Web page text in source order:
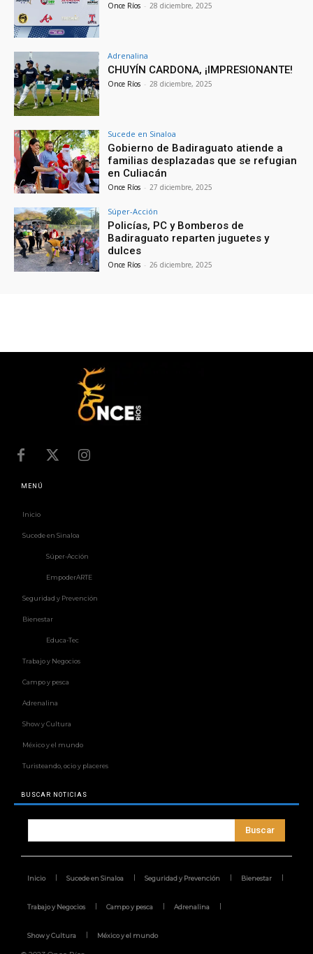
Once Ríos - 28 diciembre, 2025
Adrenalina
CHUYÍN CARDONA, ¡IMPRESIONANTE!
Once Ríos - 28 diciembre, 2025
Sucede en Sinaloa
Gobierno de Badiraguato atiende a
familias desplazadas que se refugian
en Culiacán
Once Ríos - 27 diciembre, 2025
Súper-Acción
Policías, PC y Bomberos de
Badiraguato reparten juguetes y
dulces
Once Ríos - 26 diciembre, 2025
MENÚ
Inicio
Sucede en Sinaloa
Súper-Acción
EmpoderARTE
Seguridad y Prevención
Bienestar
Educa-Tec
Trabajo y Negocios
Campo y pesca
Adrenalina
Show y Cultura
México y el mundo
Turisteando, ocio y placeres
BUSCAR NOTICIAS
Buscar
Inicio Sucede en Sinaloa Seguridad y Prevención Bienestar
Trabajo y Negocios Campo y pesca Adrenalina
Show y Cultura México y el mundo